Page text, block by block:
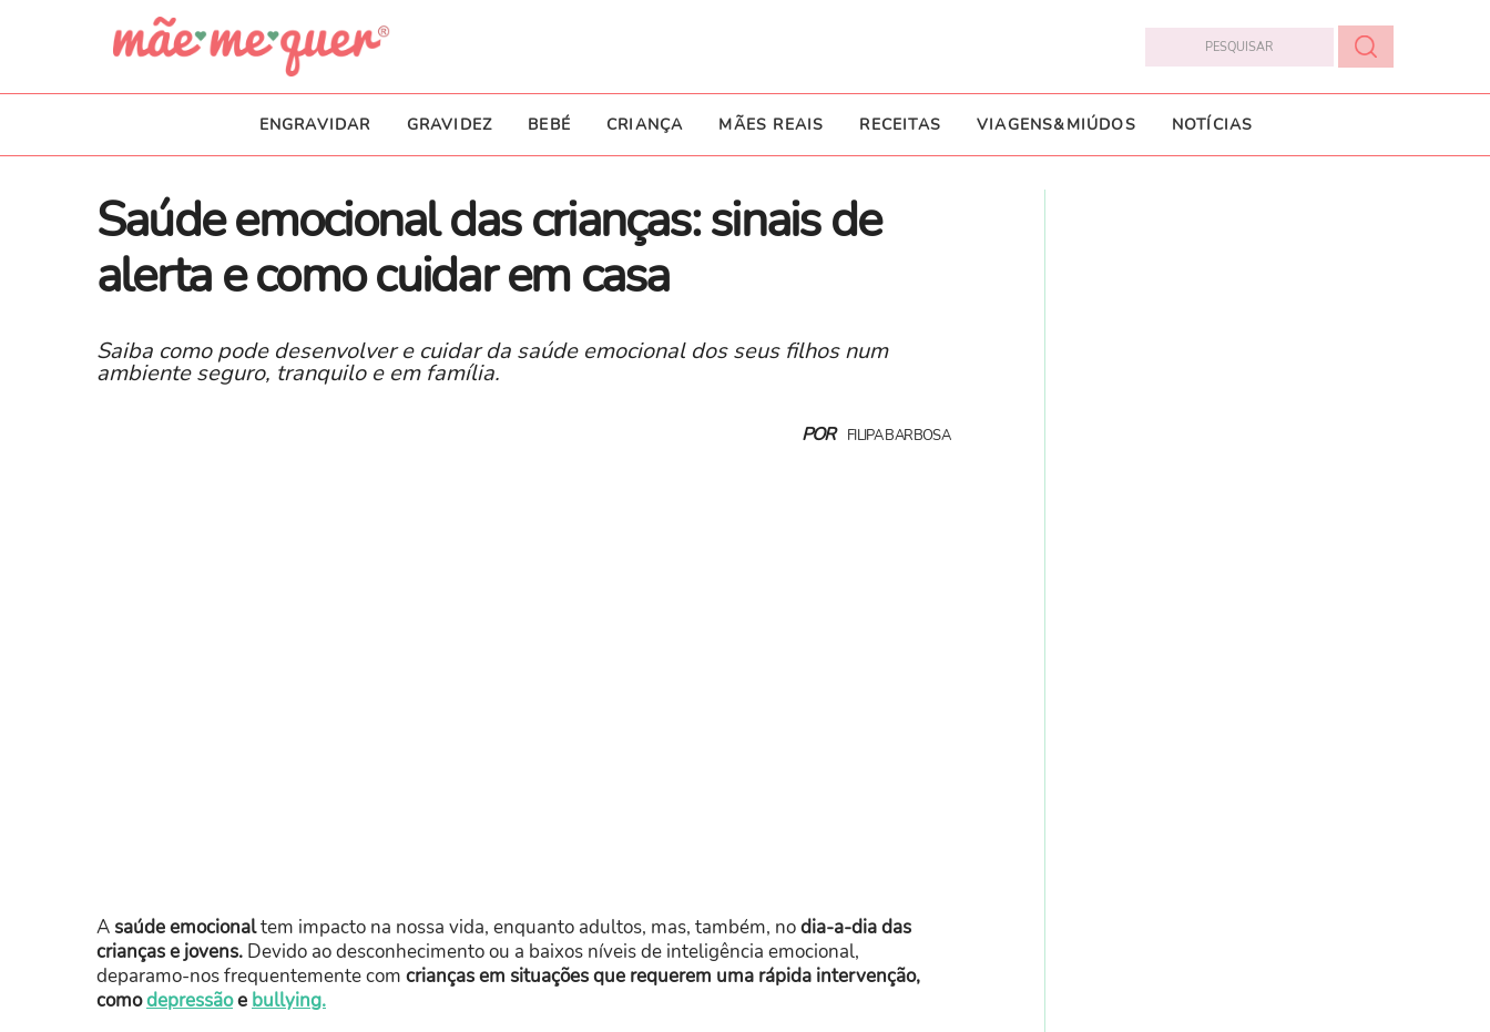
ENGRAVIDAR GRAVIDEZ BEBÉ CRIANÇA MÃES REAIS RECEITAS VIAGENS&MIÚDOS NOTÍCIAS
Saúde emocional das crianças: sinais de
alerta e como cuidar em casa
Saiba como pode desenvolver e cuidar da saúde emocional dos seus filhos num
ambiente seguro, tranquilo e em família.
POR FILIPA BARBOSA
A saúde emocionaltem impacto na nossa vida, enquanto adultos, mas, também, nodia-a-dia das
crianças e jovens. Devido ao desconhecimento ou a baixos níveis de inteligência emocional,
deparamo-nos frequentemente com crianças em situações que requerem uma rápida intervenção,
comodepressãoe bullying.